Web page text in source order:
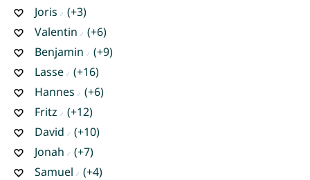
Joris
(+3)
Valentin
(+6)
Benjamin
(+9)
Lasse
(+16)
Hannes
(+6)
Fritz
(+12)
David
(+10)
Jonah
(+7)
Samuel
(+4)